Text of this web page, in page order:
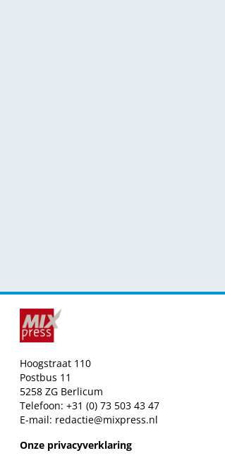
Hoogstraat 110
Postbus 11
5258 ZG Berlicum
Telefoon: +31 (0) 73 503 43 47
E-mail: redactie@mixpress.nl
Onze privacyverklaring